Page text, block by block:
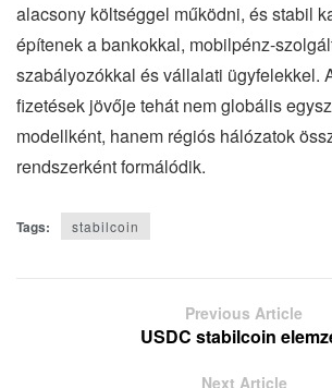
alacsony költséggel működni, és stabil
építenek a bankokkal, mobilpénz-
szabályozókkal és vállalati ügyfelekkel.
fizetések jövője tehát nem globális
modellként, hanem régiós hálózatok
rendszerként formálódik.
Tags: stabilcoin
Previous Article
USDC stabilcoin
Next Article